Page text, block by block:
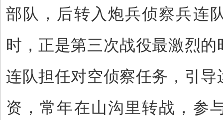
部队，后转入炮兵侦察兵连
时，正是第三次战役最激烈
连队担任对空侦察任务，引
资，常年在山沟里转战，参